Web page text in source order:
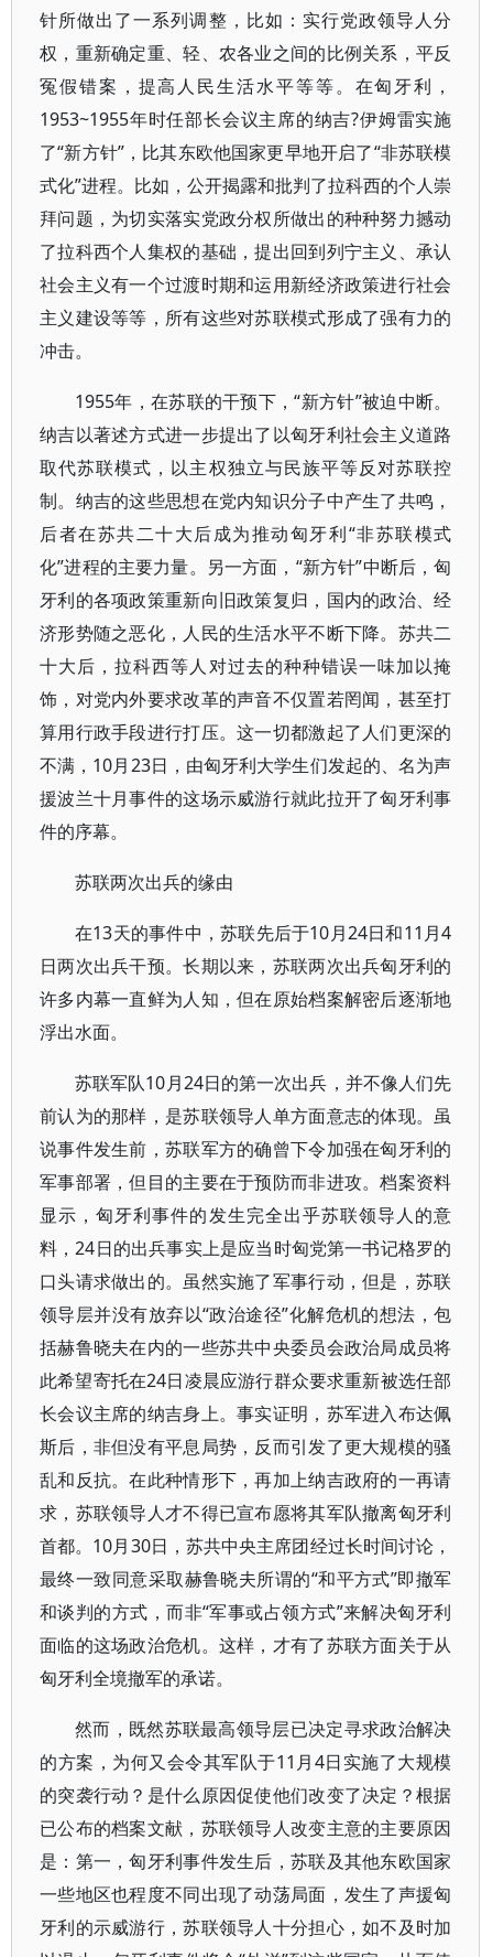
针所做出了一系列调整，比如：实行党政领导人分
权，重新确定重、轻、农各业之间的比例关系，平反
冤假错案，提高人民生活水平等等。在匈牙利，
1953~1955年时任部长会议主席的纳吉?伊姆雷实施
了“新方针”，比其东欧他国家更早地开启了“非苏联模
式化”进程。比如，公开揭露和批判了拉科西的个人崇
拜问题，为切实落实党政分权所做出的种种努力撼动
了拉科西个人集权的基础，提出回到列宁主义、承认
社会主义有一个过渡时期和运用新经济政策进行社会
主义建设等等，所有这些对苏联模式形成了强有力的
冲击。
1955年，在苏联的干预下，“新方针”被迫中断。
纳吉以著述方式进一步提出了以匈牙利社会主义道路
取代苏联模式，以主权独立与民族平等反对苏联控
制。纳吉的这些思想在党内知识分子中产生了共鸣，
后者在苏共二十大后成为推动匈牙利“非苏联模式
化”进程的主要力量。另一方面，“新方针”中断后，匈
牙利的各项政策重新向旧政策复归，国内的政治、经
济形势随之恶化，人民的生活水平不断下降。苏共二
十大后，拉科西等人对过去的种种错误一味加以掩
饰，对党内外要求改革的声音不仅置若罔闻，甚至打
算用行政手段进行打压。这一切都激起了人们更深的
不满，10月23日，由匈牙利大学生们发起的、名为声
援波兰十月事件的这场示威游行就此拉开了匈牙利事
件的序幕。
苏联两次出兵的缘由
在13天的事件中，苏联先后于10月24日和11月4
日两次出兵干预。长期以来，苏联两次出兵匈牙利的
许多内幕一直鲜为人知，但在原始档案解密后逐渐地
浮出水面。
苏联军队10月24日的第一次出兵，并不像人们先
前认为的那样，是苏联领导人单方面意志的体现。虽
说事件发生前，苏联军方的确曾下令加强在匈牙利的
军事部署，但目的主要在于预防而非进攻。档案资料
显示，匈牙利事件的发生完全出乎苏联领导人的意
料，24日的出兵事实上是应当时匈党第一书记格罗的
口头请求做出的。虽然实施了军事行动，但是，苏联
领导层并没有放弃以“政治途径”化解危机的想法，包
括赫鲁晓夫在内的一些苏共中央委员会政治局成员将
此希望寄托在24日凌晨应游行群众要求重新被选任部
长会议主席的纳吉身上。事实证明，苏军进入布达佩
斯后，非但没有平息局势，反而引发了更大规模的骚
乱和反抗。在此种情形下，再加上纳吉政府的一再请
求，苏联领导人才不得已宣布愿将其军队撤离匈牙利
首都。10月30日，苏共中央主席团经过长时间讨论，
最终一致同意采取赫鲁晓夫所谓的“和平方式”即撤军
和谈判的方式，而非“军事或占领方式”来解决匈牙利
面临的这场政治危机。这样，才有了苏联方面关于从
匈牙利全境撤军的承诺。
然而，既然苏联最高领导层已决定寻求政治解决
的方案，为何又会令其军队于11月4日实施了大规模
的突袭行动？是什么原因促使他们改变了决定？根据
已公布的档案文献，苏联领导人改变主意的主要原因
是：第一，匈牙利事件发生后，苏联及其他东欧国家
一些地区也程度不同出现了动荡局面，发生了声援匈
牙利的示威游行，苏联领导人十分担心，如不及时加